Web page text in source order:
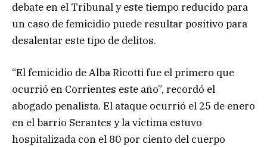
debate en el Tribunal y este tiempo reducido para
un caso de femicidio puede resultar positivo para
desalentar este tipo de delitos.
“El femicidio de Alba Ricotti fue el primero que
ocurrió en Corrientes este año”, recordó el
abogado penalista. El ataque ocurrió el 25 de enero
en el barrio Serantes y la víctima estuvo
hospitalizada con el 80 por ciento del cuerpo